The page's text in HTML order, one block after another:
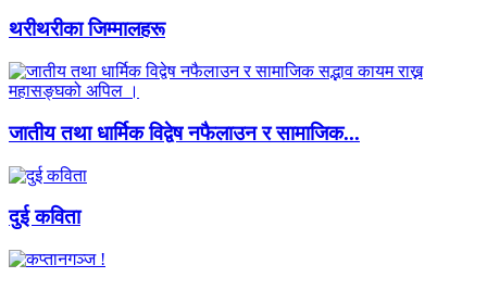
थरीथरीका जिम्मालहरू
जातीय तथा धार्मिक विद्वेष नफैलाउन र सामाजिक...
दुई कविता